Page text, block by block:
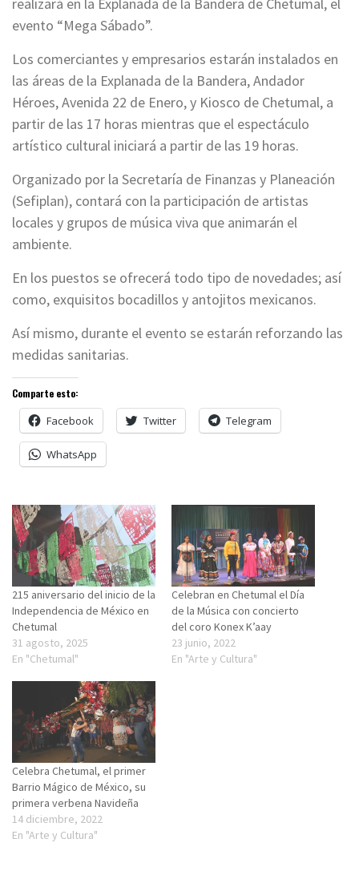
evento “Mega Sábado”.
Los comerciantes y empresarios estarán instalados en
las áreas de la Explanada de la Bandera, Andador
Héroes, Avenida 22 de Enero, y Kiosco de Chetumal, a
partir de las 17 horas mientras que el espectáculo
artístico cultural iniciará a partir de las 19 horas.
Organizado por la Secretaría de Finanzas y Planeación
(Sefiplan), contará con la participación de artistas
locales y grupos de música viva que animarán el
ambiente.
En los puestos se ofrecerá todo tipo de novedades; así
como, exquisitos bocadillos y antojitos mexicanos.
Así mismo, durante el evento se estarán reforzando las
medidas sanitarias.
Comparte esto:
Facebook Twitter Telegram
WhatsApp
215 aniversario del inicio de la
Independencia de México en
Chetumal
31 agosto, 2025
En "Chetumal"
Celebran en Chetumal el Día
de la Música con concierto
del coro Konex K’aay
23 junio, 2022
En "Arte y Cultura"
Celebra Chetumal, el primer
Barrio Mágico de México, su
primera verbena Navideña
14 diciembre, 2022
En "Arte y Cultura"